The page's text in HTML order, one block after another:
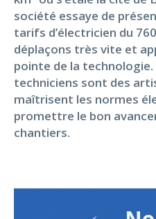
société essaye de
tarifs d’électricien du
déplaçons très vite et
pointe de la technologie.
techniciens sont des
maîtrisent les normes
promettre le bon
chantiers.